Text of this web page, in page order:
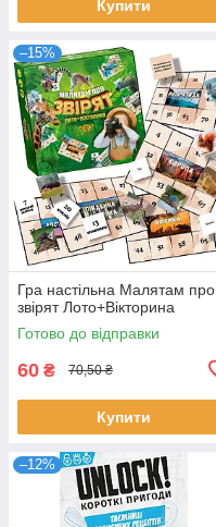
Купити
–15%
Гра настільна Малятам про
звірят Лото+Вікторина
Готово до відправки
60 ₴ 70,50 ₴
Купити
–12%